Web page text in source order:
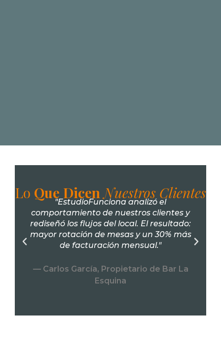
Lo Que DicenNuestros Clientes
"EstudioFunciona analizó el
comportamiento de nuestros clientes y
rediseñó los flujos del local. El resultado:
mayor rotación de mesas y un 30% más
de facturación mensual."
— Carlos García, Propietario de Bar La
Esquina